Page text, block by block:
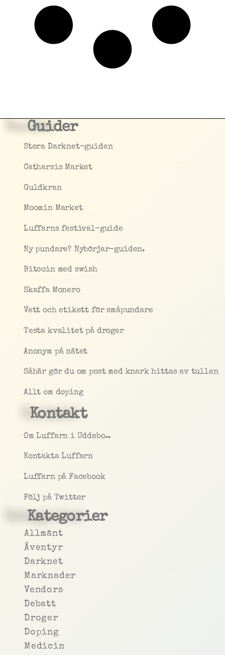
Guider
Stora Darknet-guiden
Catharsis Market
Guldkran
Moomin Market
Luffarns festival-guide
Ny pundare? Nybörjar-guiden.
Bitcoin med swish
Skaffa Monero
Vett och etikett för småpundare
Testa kvalitet på droger
Anonym på nätet
Såhär gör du om post med knark hittas av tullen
Allt om doping
Kontakt
Om Luffarn i Uddebo..
Kontakta Luffarn
Luffarn på Facebook
Följ på Twitter
Kategorier
Allmänt
Äventyr
Darknet
Marknader
Vendors
Debatt
Droger
Doping
Medicin